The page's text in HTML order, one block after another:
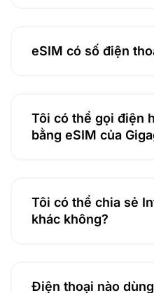
eSIM có số điện
Tôi có thể gọi điện
bằng eSIM của
Tôi có thể chia sẻ
khác không?
Điện thoại nào